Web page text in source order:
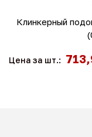
Клинкерный
Цена за шт.: